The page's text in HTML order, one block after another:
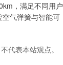
，满足不同用户
气弹簧与智能可
代表本站观点。